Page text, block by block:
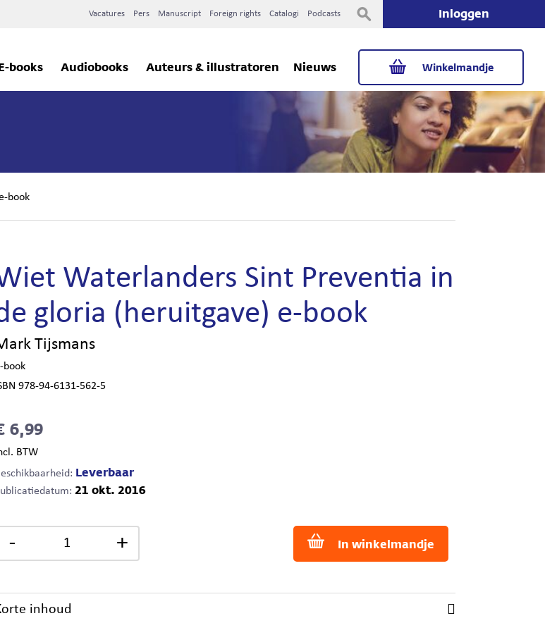
Vacatures Pers Manuscript Foreign rights Catalogi Podcasts Inloggen
Winkelmandje
books Audiobooks Auteurs & illustratoren Nieuws
book
Waterlanders Sint Preventia in
gloria (heruitgave) e-book
Tijsmans
book
978-94-6131-562-5
6,99
BTW
Leverbaar
21 okt. 2016
- + In winkelmandje
inhoud